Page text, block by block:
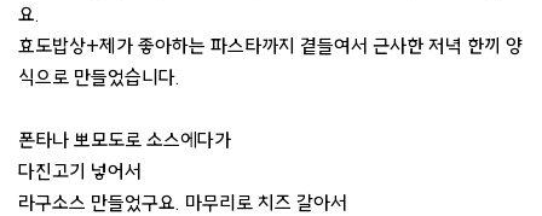
요.
효도밥상+제가 좋아하는 파스타까지 곁들여서 근사한 저녁 한끼 양
식으로 만들었습니다.
폰타나 뽀모도로 소스에다가
다진고기 넣어서
라구소스 만들었구요. 마무리로 치즈 갈아서